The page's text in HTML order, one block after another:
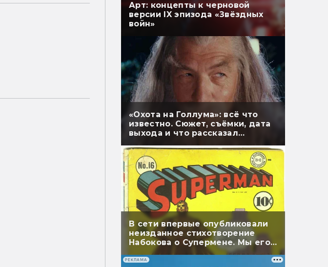
Арт: концепты к черновой
версии IX эпизода «Звёздных
войн»
«Охота на Голлума»: всё что
известно. Сюжет, съёмки, дата
выхода и что рассказал
В сети впервые опубликовали
неизданное стихотворение
Набокова о Супермене. Мы его
перевели
РЕКЛАМА